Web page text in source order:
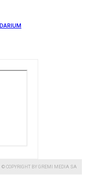
© COPYRIGHT BY GREMI MEDIA SA